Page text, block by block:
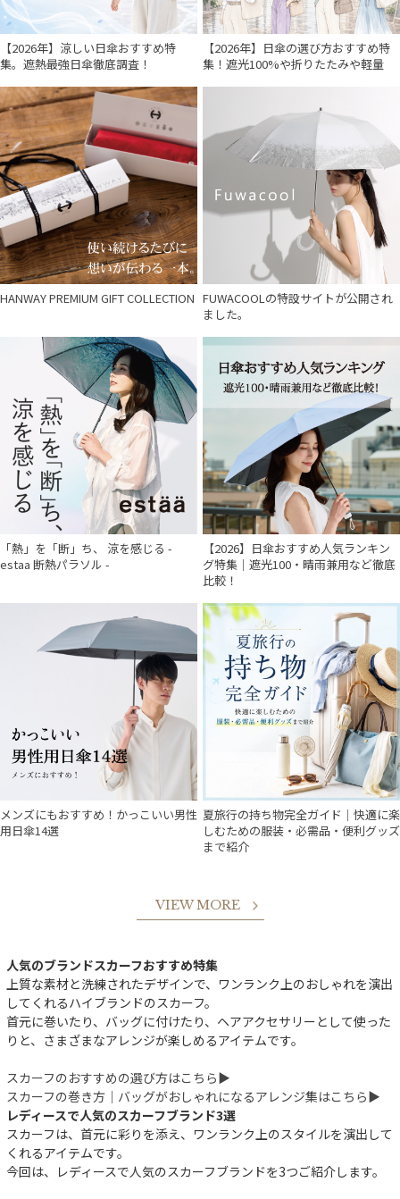
【2026年】涼しい日傘おすすめ特
集。遮熱最強日傘徹底調査！
【2026年】日傘の選び方おすすめ特
集！遮光100%や折りたたみや軽量
HANWAY PREMIUM GIFT COLLECTION FUWACOOLの特設サイトが公開され
ました。
「熱」を「断」ち、 涼を感じる -
estaa 断熱パラソル -
【2026】日傘おすすめ人気ランキン
グ特集｜遮光100・晴雨兼用など徹底
比較！
メンズにもおすすめ！かっこいい男性
用日傘14選
夏旅行の持ち物完全ガイド｜快適に楽
しむための服装・必需品・便利グッズ
まで紹介
VIEW MORE
人気のブランドスカーフおすすめ特集
上質な素材と洗練されたデザインで、ワンランク上のおしゃれを演出
してくれるハイブランドのスカーフ。
首元に巻いたり、バッグに付けたり、ヘアアクセサリーとして使った
りと、さまざまなアレンジが楽しめるアイテムです。
スカーフのおすすめの選び方はこちら▶︎
スカーフの巻き方｜バッグがおしゃれになるアレンジ集はこちら▶︎
レディースで人気のスカーフブランド3選
スカーフは、首元に彩りを添え、ワンランク上のスタイルを演出して
くれるアイテムです。
今回は、レディースで人気のスカーフブランドを3つご紹介します。